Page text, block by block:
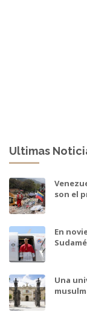
Ultimas
son el
En
Una